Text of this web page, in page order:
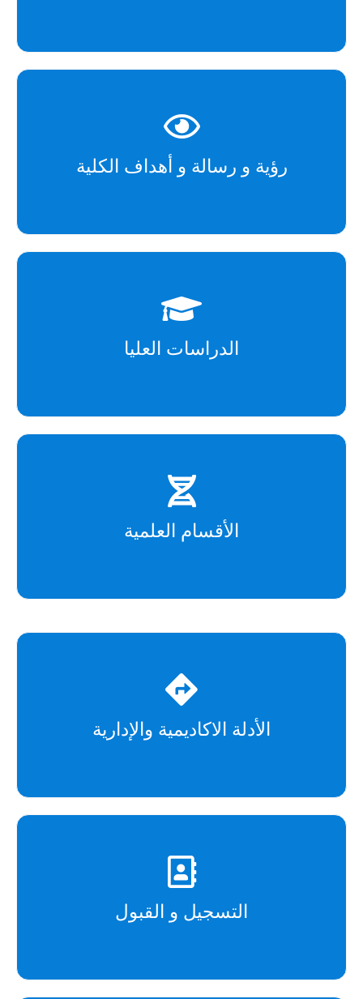
رؤية و رسالة و أهداف الكلية
الدراسات العليا
الأقسام العلمية
الأدلة الاكاديمية والإدارية
التسجيل و القبول